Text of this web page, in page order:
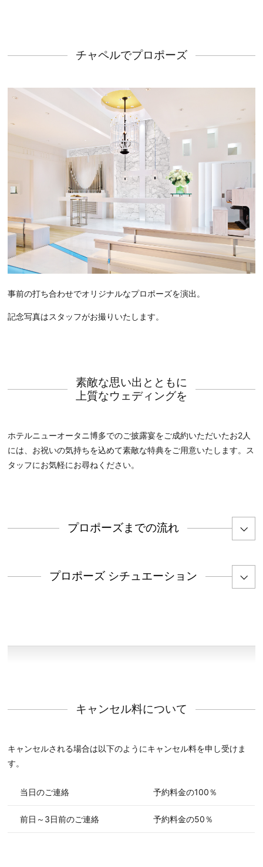
チャペルでプロポーズ
事前の打ち合わせでオリジナルなプロポーズを演出。
記念写真はスタッフがお撮りいたします。
素敵な思い出とともに
上質なウェディングを
ホテルニューオータニ博多でのご披露宴をご成約いただいたお2人
には、お祝いの気持ちを込めて素敵な特典をご用意いたします。ス
タッフにお気軽にお尋ねください。
プロポーズまでの流れ
プロポーズ シチュエーション
キャンセル料について
キャンセルされる場合は以下のようにキャンセル料を申し受けま
す。
当日のご連絡 予約料金の100％
前日～3日前のご連絡 予約料金の50％